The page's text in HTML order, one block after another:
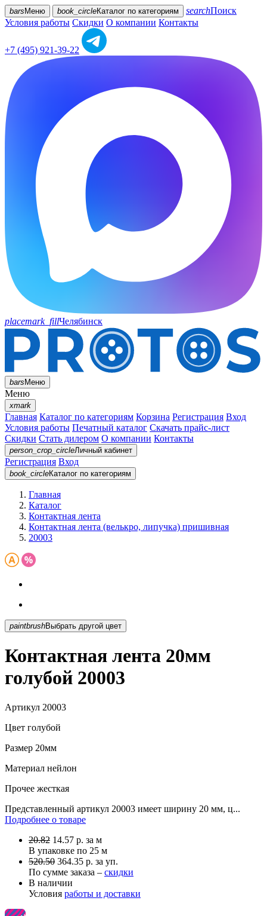
bars Меню book_circleКаталог по категориям searchПоиск
Условия работы Скидки О компании Контакты
+7 (495) 921-39-22
placemark_fillЧелябинск
barsМеню
Меню
xmark
Главная Каталог по категориям Корзина Регистрация Вход
Условия работы Печатный каталог Скачать прайс-лист
Скидки Стать дилером О компании Контакты
person_crop_circleЛичный кабинет
Регистрация Вход
book_circleКаталог по категориям
Главная
Каталог
Контактная лента
Контактная лента (велькро, липучка) пришивная
20003
paintbrush Выбрать другой цвет
Контактная лента 20мм
голубой 20003
Артикул 20003
Цвет голубой
Размер 20мм
Материал нейлон
Прочее жесткая
Представленный артикул 20003 имеет ширину 20 мм, ц...
Подробнее о товаре
20.82 14.57 р. за м
В упаковке по 25 м
520.50 364.35 р. за уп.
По сумме заказа – скидки
В наличии
Условия работы и доставки